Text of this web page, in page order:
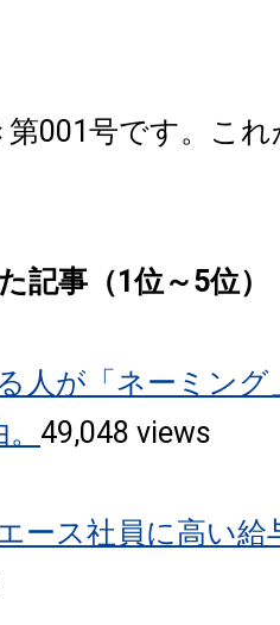
001号です。
こ
記事（1位～5位）
人が「ネーミン
49,048 views
ース社員に高い給